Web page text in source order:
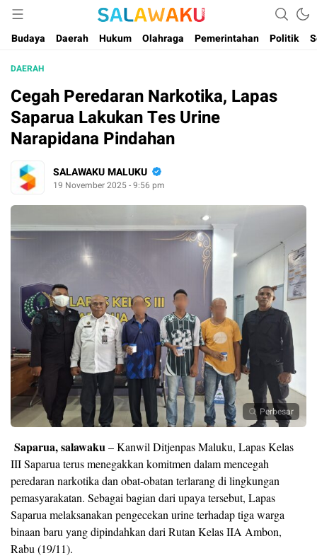
Salawaku Maluku
Salam dan Warta Anak Maluku
Budaya
Daerah Hukum Olahraga Pemerintahan Politik
DAERAH
Cegah Peredaran Narkotika, Lapas
Saparua Lakukan Tes Urine
Narapidana Pindahan
SALAWAKU MALUKU
19 November 2025 - 9:56 pm
Perbesar
Saparua, salawaku – Kanwil Ditjenpas Maluku, Lapas Kelas
III Saparua terus menegakkan komitmen dalam mencegah
peredaran narkotika dan obat-obatan terlarang di lingkungan
pemasyarakatan. Sebagai bagian dari upaya tersebut, Lapas
Saparua melaksanakan pengecekan urine terhadap tiga warga
binaan baru yang dipindahkan dari Rutan Kelas IIA Ambon,
Rabu (19/11).